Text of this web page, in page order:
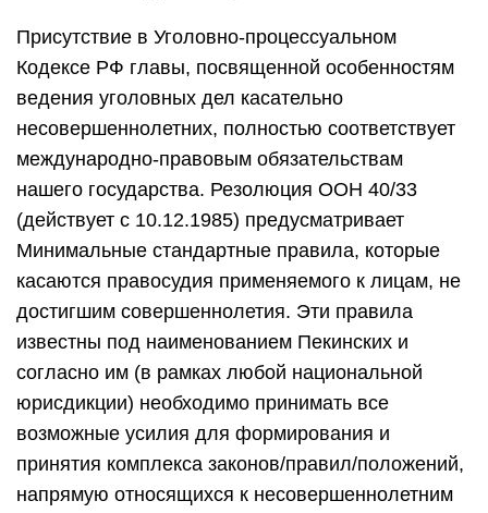
Присутствие в Уголовно-процессуальном
Кодексе РФ главы, посвященной особенностям
ведения уголовных дел касательно
несовершеннолетних, полностью соответствует
международно-правовым обязательствам
нашего государства. Резолюция ООН 40/33
(действует с 10.12.1985) предусматривает
Минимальные стандартные правила, которые
касаются правосудия применяемого к лицам, не
достигшим совершеннолетия. Эти правила
известны под наименованием Пекинских и
согласно им (в рамках любой национальной
юрисдикции) необходимо принимать все
возможные усилия для формирования и
принятия комплекса законов/правил/положений,
напрямую относящихся к несовершеннолетним